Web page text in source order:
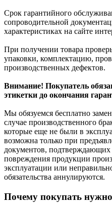
Срок гарантийного
сопроводительной
характеристиках на сайте
При получении товара
упаковки, комплектацию,
производственных дефектов.
Внимание! Покупатель
этикетки до окончания
Мы обязуемся бесплатно
случае производственного
которые еще не были в
возможна только при
документов, подтверждающих
повреждения продукции
эксплуатации или
обязательства аннулируются.
Почему покупать